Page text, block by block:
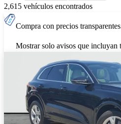
2,615 vehículos encontrados
Compra con precios
Mostrar solo avisos que incluyan